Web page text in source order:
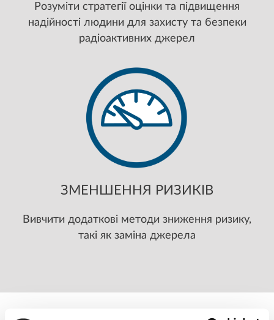
Розуміти стратегії оцінки та підвищення
надійності людини для захисту та безпеки
радіоактивних джерел
ЗМЕНШЕННЯ РИЗИКІВ
Вивчити додаткові методи зниження ризику,
такі як заміна джерела